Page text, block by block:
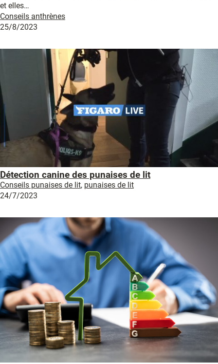
et elles…
Conseils anthrènes
25/8/2023
Détection canine des punaises de lit
Conseils punaises de lit, punaises de lit
24/7/2023